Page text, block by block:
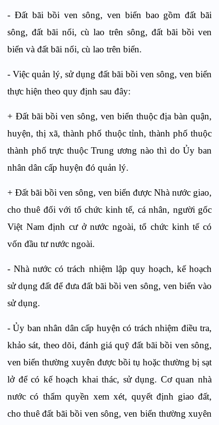
- Đất bãi bồi ven sông, ven biển bao gồm đất bãi
sông, đất bãi nổi, cù lao trên sông, đất bãi bồi ven
biển và đất bãi nổi, cù lao trên biển.
- Việc quản lý, sử dụng đất bãi bồi ven sông, ven biển
thực hiện theo quy định sau đây:
+ Đất bãi bồi ven sông, ven biển thuộc địa bàn quận,
huyện, thị xã, thành phố thuộc tỉnh, thành phố thuộc
thành phố trực thuộc Trung ương nào thì do Ủy ban
nhân dân cấp huyện đó quản lý.
+ Đất bãi bồi ven sông, ven biển được Nhà nước giao,
cho thuê đối với tổ chức kinh tế, cá nhân, người gốc
Việt Nam định cư ở nước ngoài, tổ chức kinh tế có
vốn đầu tư nước ngoài.
- Nhà nước có trách nhiệm lập quy hoạch, kế hoạch
sử dụng đất để đưa đất bãi bồi ven sông, ven biển vào
sử dụng.
- Ủy ban nhân dân cấp huyện có trách nhiệm điều tra,
khảo sát, theo dõi, đánh giá quỹ đất bãi bồi ven sông,
ven biển thường xuyên được bồi tụ hoặc thường bị sạt
lở để có kế hoạch khai thác, sử dụng. Cơ quan nhà
nước có thẩm quyền xem xét, quyết định giao đất,
cho thuê đất bãi bồi ven sông, ven biển thường xuyên